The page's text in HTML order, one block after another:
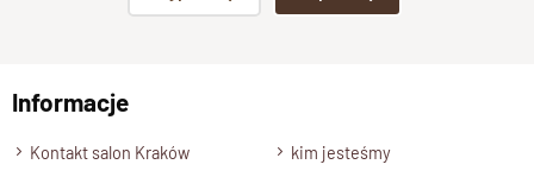
(palisander)
Ponadczasowy, klasyczny design
wezgłowiem i wyraźnym gzymsem
Wyślij opinię
Informacje
Kontakt salon Kraków
kim jesteśmy